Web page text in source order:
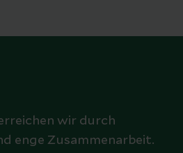
wir durch
enge Zusammenarbeit.